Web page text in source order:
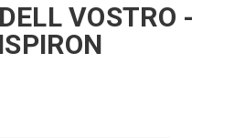
VOSTRO -